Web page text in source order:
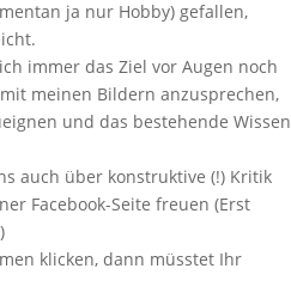
ja nur Hobby) gefallen,
immer das Ziel vor Augen noch
meinen Bildern anzusprechen,
und das bestehende Wissen
auch über konstruktive (!) Kritik
Facebook-Seite freuen (Erst
klicken, dann müsstet Ihr